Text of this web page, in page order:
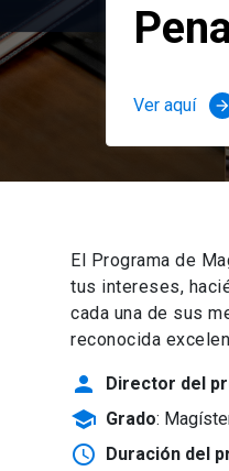
Ver aquí arrow_forward
El Programa de
tus intereses,
cada una de sus
reconocida
person Director del
school Grado:
schedule Duración del